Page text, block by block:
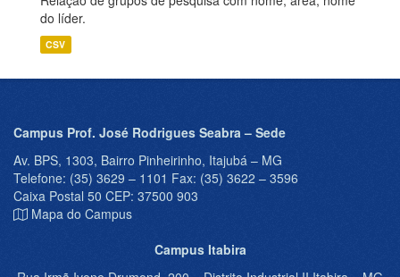
do líder.
CSV
Campus Prof. José Rodrigues Seabra – Sede
Av. BPS, 1303, Bairro Pinheirinho, Itajubá – MG
Telefone: (35) 3629 – 1101 Fax: (35) 3622 – 3596
Caixa Postal 50 CEP: 37500 903
Mapa do Campus
Campus Itabira